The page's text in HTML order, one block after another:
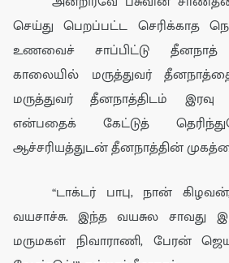
செய்து பெறப்பட்ட செரிக்காத
உணவைச்சாப்பிட்டு
காலையில் மருத்துவர் தீனநா
மருத்துவர் தீனநாத்திடம் இரவு
என்பதைக் கேட்டுத்
ஆச்சரியத்துடன் தீனநாத்தின்
“டாக்டர் பாபு, நான்
வயசாச்சு. இந்த வயசுல சாவது
மருமகள் நிவாராணி, பேரன்